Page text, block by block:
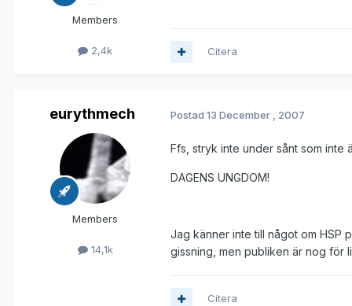
Members
2,4k Citera
eurythmech
Members
14,1k
Postad 13 December , 2007
Ffs, stryk inte under sånt som inte
DAGENS UNGDOM!
Jag känner inte till något om HSP
gissning, men publiken är nog för
Citera